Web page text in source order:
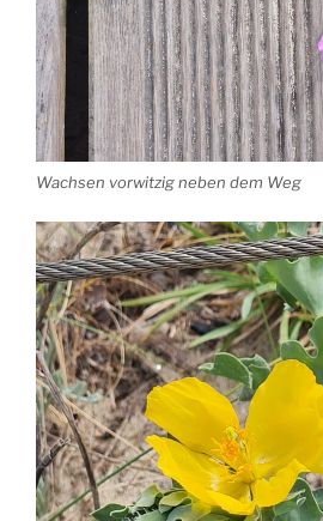
Wachsen vorwitzig neben dem Weg